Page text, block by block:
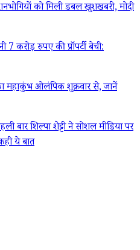
को मिली डबल खुशखबरी, मोदी
रुपए की प्रॉपर्टी बेची:
ओलंपिक शुक्रवार से, जानें
बार शिल्पा शेट्टी ने सोशल मीडिया पर
ये बात